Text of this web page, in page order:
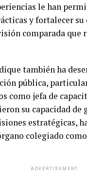
le han
y fortalecer
comparada que
también ha
pública,
como jefa de
su capacidad
estratégicas,
colegiado como
ADVERTISEMENT